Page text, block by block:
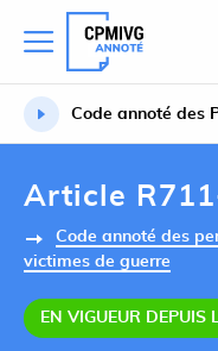
Code annoté des
Article
Code annoté des
victimes de guerre
EN VIGUEUR DEPUIS